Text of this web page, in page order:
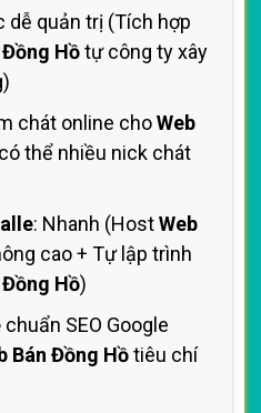
dễ quản trị (Tích hợp
Đồng Hồtự công ty xây
chát online choWeb
thể nhiều nick chát
: Nhanh (HostWeb
cao + Tự lập trình
Đồng Hồ)
chuẩn SEO Google
Bán Đồng Hồtiêu chí